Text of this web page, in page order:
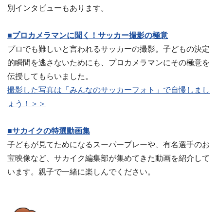
別インタビューもあります。
■プロカメラマンに聞く！サッカー撮影の極意
プロでも難しいと言われるサッカーの撮影。子どもの決定
的瞬間を逃さないためにも、プロカメラマンにその極意を
伝授してもらいました。
撮影した写真は「みんなのサッカーフォト」で自慢しまし
ょう！＞＞
■サカイクの特選動画集
子どもが見てためになるスーパープレーや、有名選手のお
宝映像など、サカイク編集部が集めてきた動画を紹介して
います。親子で一緒に楽しんでください。